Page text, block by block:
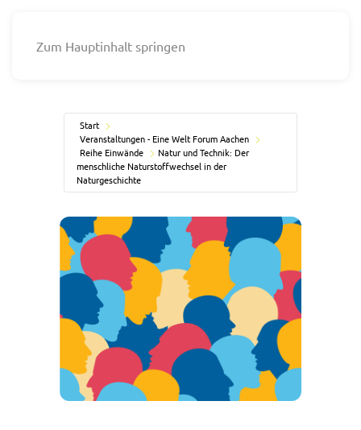
Zum Hauptinhalt springen
Start
Veranstaltungen - Eine Welt Forum Aachen
Reihe Einwände
Natur und Technik: Der
menschliche Naturstoffwechsel in der
Naturgeschichte